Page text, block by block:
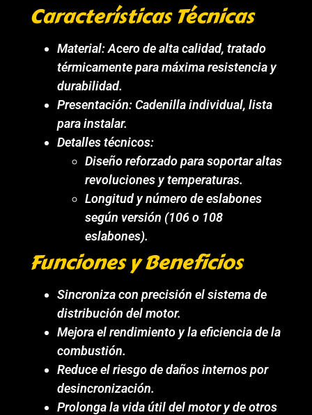
Características Técnicas
Material: Acero de alta calidad, tratado
térmicamente para máxima resistencia y
durabilidad.
Presentación: Cadenilla individual, lista
para instalar.
Detalles técnicos:
Diseño reforzado para soportar altas
revoluciones y temperaturas.
Longitud y número de eslabones
según versión (106 o 108
eslabones).
Funciones y Beneficios
Sincroniza con precisión el sistema de
distribución del motor.
Mejora el rendimiento y la eficiencia de la
combustión.
Reduce el riesgo de daños internos por
desincronización.
Prolonga la vida útil del motor y de otros